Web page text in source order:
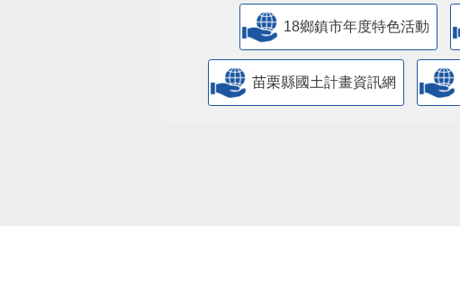
18鄉鎮市年度特色活動
苗栗縣國土計畫資訊網